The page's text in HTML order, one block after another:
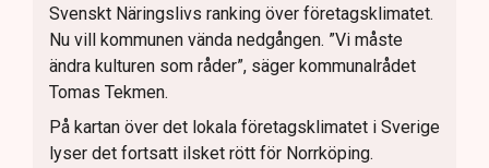
Svenskt Näringslivs ranking över företagsklimatet.
Nu vill kommunen vända nedgången. ”Vi måste
ändra kulturen som råder”, säger kommunalrådet
Tomas Tekmen.
På kartan över det lokala företagsklimatet i Sverige
lyser det fortsatt ilsket rött för Norrköping.